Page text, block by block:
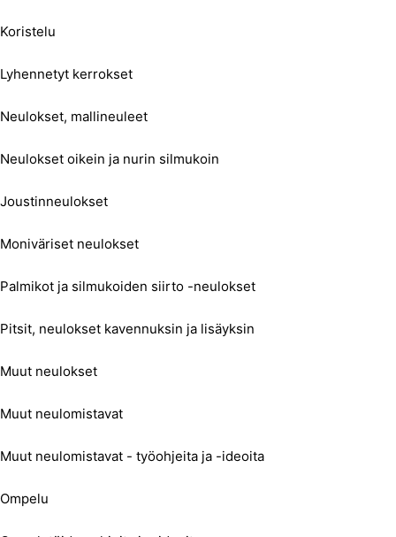
Koristelu
Lyhennetyt kerrokset
Neulokset, mallineuleet
Neulokset oikein ja nurin silmukoin
Joustinneulokset
Moniväriset neulokset
Palmikot ja silmukoiden siirto -neulokset
Pitsit, neulokset kavennuksin ja lisäyksin
Muut neulokset
Muut neulomistavat
Muut neulomistavat - työohjeita ja -ideoita
Ompelu